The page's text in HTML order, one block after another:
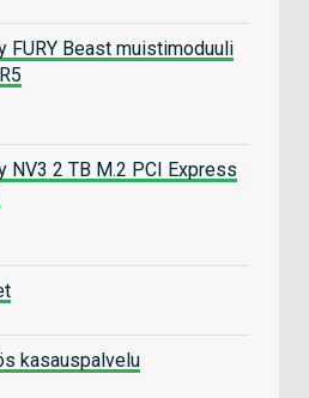
FURY Beast muistimoduuli
NV3 2 TB M.2 PCI Express
kasauspalvelu